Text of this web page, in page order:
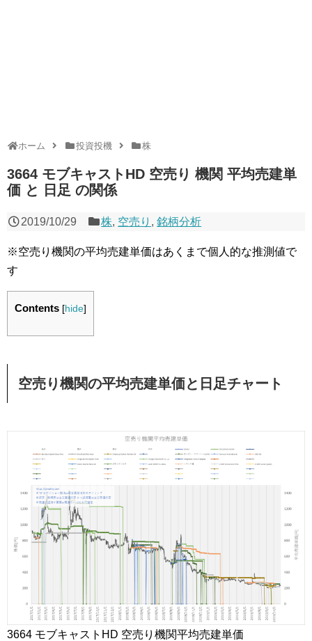
ホーム 投資投機 株
3664 モブキャストHD 空売り 機関 平均売建単
価 と 日足 の関係
2019/10/29 株, 空売り ,銘柄分析
※空売り機関の平均売建単価はあくまで個人的な推測値で
す
Contents [hide]
空売り機関の平均売建単価と日足チャート
3664 モブキャストHD 空売り機関平均売建単価